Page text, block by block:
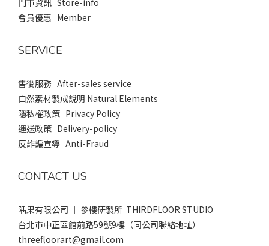
門市資訊 Store-info
會員優惠 Member
SERVICE
售後服務 After-sales service
自然素材製成說明 Natural Elements
隱私權政策 Privacy Policy
運送政策 Delivery-policy
反詐諞宣導 Anti-Fraud
CONTACT US
隅果有限公司 ｜ 參樓研製所 THIRDFLOOR STUDIO
台北市中正區館前路59號9樓（同公司聯絡地址）
threefloorart@gmail.com